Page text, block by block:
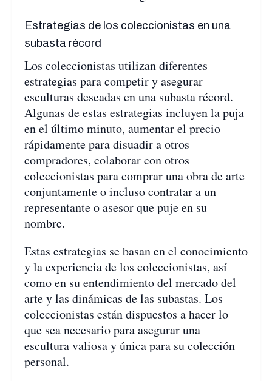
Estrategias de los coleccionistas en una
subasta récord
Los coleccionistas utilizan diferentes
estrategias para competir y asegurar
esculturas deseadas en una subasta récord.
Algunas de estas estrategias incluyen la puja
en el último minuto, aumentar el precio
rápidamente para disuadir a otros
compradores, colaborar con otros
coleccionistas para comprar una obra de arte
conjuntamente o incluso contratar a un
representante o asesor que puje en su
nombre.
Estas estrategias se basan en el conocimiento
y la experiencia de los coleccionistas, así
como en su entendimiento del mercado del
arte y las dinámicas de las subastas. Los
coleccionistas están dispuestos a hacer lo
que sea necesario para asegurar una
escultura valiosa y única para su colección
personal.